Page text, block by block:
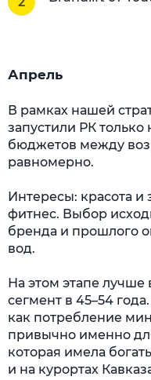
Апрель
В рамках нашей
запустили РК
бюджетов между
равномерно.
Интересы: красота и
фитнес. Выбор
бренда и прошлого
вод.
На этом этапе лучше
сегмент в 45–54
как потребление
привычно именно
которая имела
и на курортах